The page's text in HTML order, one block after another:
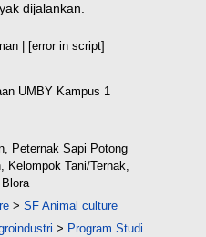
dijalankan.
| [error in script]
UMBY Kampus 1
Peternak Sapi Potong
Kelompok Tani/Ternak,
> SF Animal culture
> Program Studi